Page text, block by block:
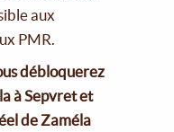
aux
PMR.
débloquerez
à Sepvret et
de Zaméla